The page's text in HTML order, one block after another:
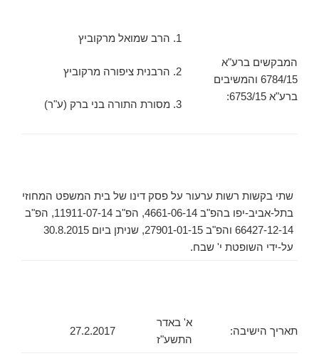
המבקשים ברע"א
6784/15 והמשיבים
ברע"א 6753/15:
1. הרב שמואל מרקוביץ
2. הרבנית ציפורה מרקוביץ
3. מסורת התורה בני ברק (ע"ר)
שתי בקשות רשות ערעור על פסק דינו של בית המשפט המחוזי
בתל-אביב-יפו בהפ"ב 4661-06-14, הפ"ב 11911-07-14, הפ"ב
66427-12-14 והפ"ב 27901-01-15, שניתן ביום 30.8.2015
על-ידי השופטת י' שבח.
תאריך הישיבה:
א' באדר
התשע"ז
27.2.2017